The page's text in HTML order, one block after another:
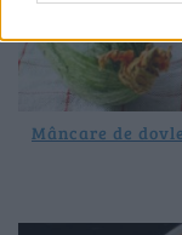
Mâncare de